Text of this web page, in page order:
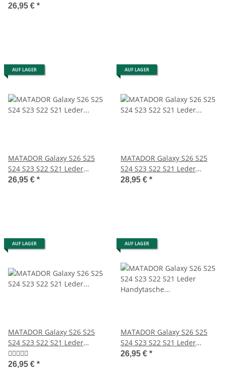
26,95 € *
AUF LAGER
MATADOR Galaxy S26 S25
S24 S23 S22 S21 Leder
Gürteltasche Clip Schwarz
26,95 € *
AUF LAGER
MATADOR Galaxy S26 S25
S24 S23 S22 S21 Leder
Gürteltasche Schwarz
28,95 € *
AUF LAGER
MATADOR Galaxy S26 S25
S24 S23 S22 S21 Leder
Gürteltasche Schwarz
26,95 € *
AUF LAGER
MATADOR Galaxy S26 S25
S24 S23 S22 S21 Leder
Handytasche Braun
26,95 € *